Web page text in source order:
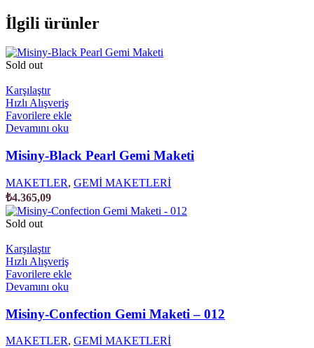
İlgili ürünler
Sold out
Karşılaştır
Hızlı Alışveriş
Favorilere ekle
Devamını oku
Misiny-Black Pearl Gemi Maketi
MAKETLER, GEMİ MAKETLERİ
₺4.365,09
Sold out
Karşılaştır
Hızlı Alışveriş
Favorilere ekle
Devamını oku
Misiny-Confection Gemi Maketi – 012
MAKETLER, GEMİ MAKETLERİ